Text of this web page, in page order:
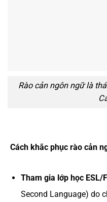
Rào cản ngôn ngữ là
Cách khắc phục rào cản
Tham gia lớp học ESL/
Second Language) do